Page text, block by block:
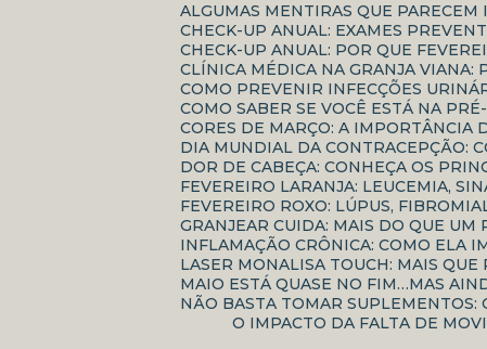
ALGUMAS MENTIRAS QUE PARECEM
CHECK-UP ANUAL: EXAMES
CHECK-UP ANUAL: POR QUE
CLÍNICA MÉDICA NA GRANJA
COMO PREVENIR INFECÇÕES
COMO SABER SE VOCÊ ESTÁ NA
CORES DE MARÇO: A
DIA MUNDIAL DA CONTRACEPÇÃO:
DOR DE CABEÇA: CONHEÇA OS
FEVEREIRO LARANJA: LEUCEMIA,
FEVEREIRO ROXO: LÚPUS,
GRANJEAR CUIDA: MAIS DO QUE
INFLAMAÇÃO CRÔNICA: COMO ELA
LASER MONALISA TOUCH: MAIS
MAIO ESTÁ QUASE NO FIM…MAS
NÃO BASTA TOMAR
O IMPACTO DA FALTA DE MOVIMENTAÇÃO NO ENVELHECIMENTO: COMO O SEDENTARISMO ACELERA PERDAS FÍSICAS E